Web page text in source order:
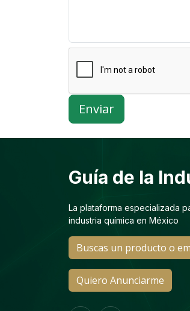
Enviar
Guía de la
La plataforma especializada
industria química en México
Buscas un producto o
Quiero Anunciarme